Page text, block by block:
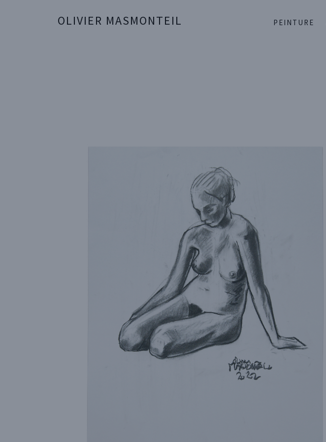
OLIVIER MASMONTEIL PEINTURE